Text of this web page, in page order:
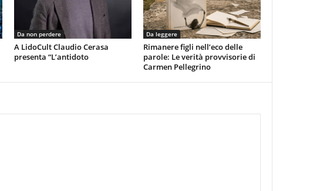
Da non perdere
A LidoCult Claudio Cerasa
presenta “L’antidoto
Da leggere
Rimanere figli nell’eco delle
parole: Le verità provvisorie di
Carmen Pellegrino